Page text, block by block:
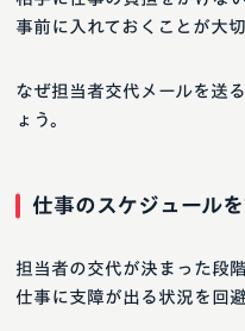
事前に入れておくことが大切
なぜ担当者交代メールを送
ょう。
仕事のスケジュール
担当者の交代が決まった段
仕事に支障が出る状況を回避